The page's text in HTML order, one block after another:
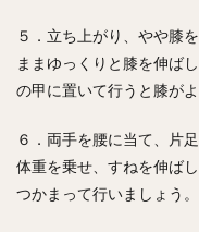
５．立ち上がり、やや膝
ままゆっくりと膝を伸ば
の甲に置いて行うと膝がよ
６．両手を腰に当て、片
体重を乗せ、すねを伸ば
つかまって行いましょう。